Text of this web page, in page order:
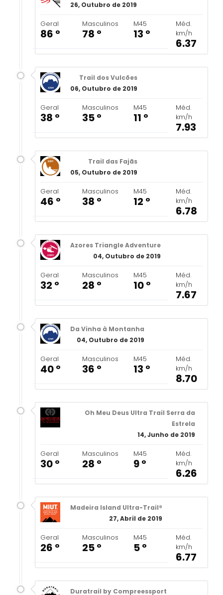
26, Outubro de 2019
Geral
86 º
Masculinos
78 º
M45
13 º
Méd.
km/h
6.37
Trail dos Vulcões
06, Outubro de 2019
Geral
38 º
Masculinos
35 º
M45
11 º
Méd.
km/h
7.93
Trail das Fajãs
05, Outubro de 2019
Geral
46 º
Masculinos
38 º
M45
12 º
Méd.
km/h
6.78
Azores Triangle Adventure
04, Outubro de 2019
Geral
32 º
Masculinos
28 º
M45
10 º
Méd.
km/h
7.67
Da Vinha à Montanha
04, Outubro de 2019
Geral
40 º
Masculinos
36 º
M45
13 º
Méd.
km/h
8.70
Oh Meu Deus Ultra Trail Serra da
Estrela
14, Junho de 2019
Geral
30 º
Masculinos
28 º
M45
9 º
Méd.
km/h
6.26
Madeira Island Ultra-Trail®
27, Abril de 2019
Geral
26 º
Masculinos
25 º
M45
5 º
Méd.
km/h
6.77
Duratrail by Compreessport